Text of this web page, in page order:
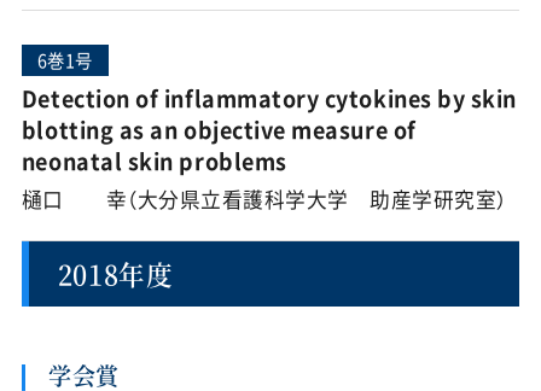
6巻1号
Detection of inflammatory cytokines by skin
blotting as an objective measure of
neonatal skin problems
樋口 幸（大分県立看護科学大学 助産学研究室）
2018年度
学会賞